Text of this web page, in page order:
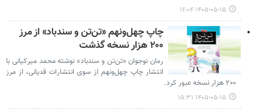
۱۴۰۵-۰۵-۱۵ ۱۶:۰۴
چاپ چهل‌ونهم «تن‌تن و سندباد» از مرز
۲۰۰ هزار نسخه گذشت
رمان نوجوان «تن‌تن و سندباد» نوشته محمد میرکیانی با
انتشار چاپ چهل‌ونهم از سوی انتشارات قدیانی، از مرز
۲۰۰ هزار نسخه عبور کرد.
۱۴۰۵-۰۵-۱۵ ۱۵:۳۱